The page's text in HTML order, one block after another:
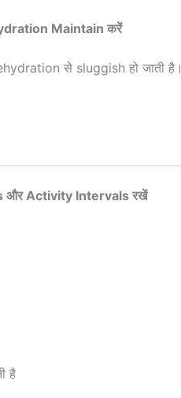
Maintain करें
से sluggish हो जाती है।
और Activity Intervals रखें
है